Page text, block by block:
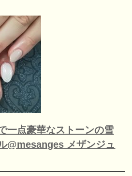
一点豪華なストーンの雪
@mesanges メザンジュ